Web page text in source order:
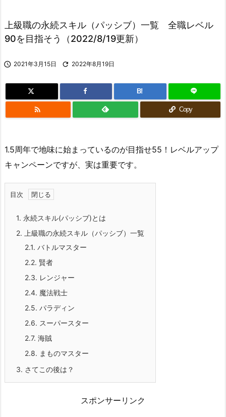
上級職の永続スキル（パッシブ）一覧 全職レベル
90を目指そう（2022/8/19更新）
 2021年3月15日  2022年8月19日
B!
 Copy
1.5周年で地味に始まっているのが目指せ55！レベルアップ
キャンペーンですが、実は重要です。
目次
1. 永続スキル(パッシブ)とは
2. 上級職の永続スキル（パッシブ）一覧
2.1. バトルマスター
2.2. 賢者
2.3. レンジャー
2.4. 魔法戦士
2.5. パラディン
2.6. スーパースター
2.7. 海賊
2.8. まものマスター
3. さてこの後は？
スポンサーリンク